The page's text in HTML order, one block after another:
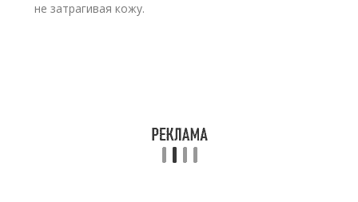
не затрагивая кожу.